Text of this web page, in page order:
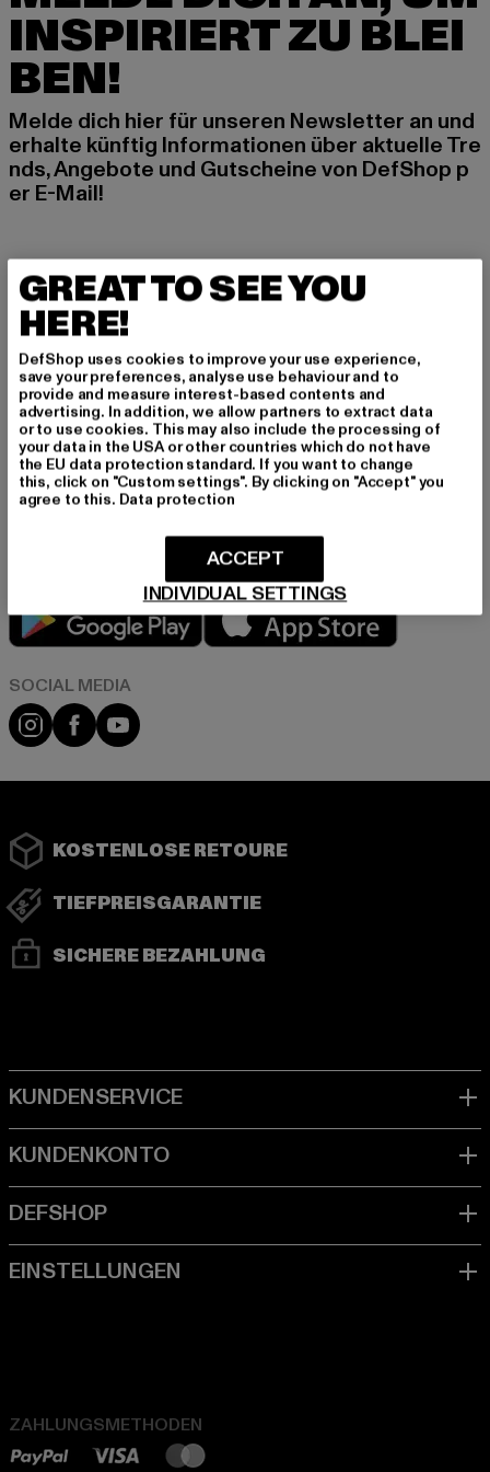
INSPIRIERT ZU BLEI
BEN!
Melde dich hier für unseren Newsletter an und
erhalte künftig Informationen über aktuelle Tre
nds, Angebote und Gutscheine von DefShop p
er E-Mail!
MÄNNER
FRAUEN
E-MAIL
ANMELDEN
Informationen dazu, wie DefShop mit Deinen Daten umgeht, findest Du
in unserer Datenschutzerklärung. Du kannst Dich jederzeit kostenfei
abmelden. Datenschutzerklärung lesen.
Play market
Instagram
FacebookYouTube
KOSTENLOSE RETOURE
TIEFPREISGARANTIE
SICHERE BEZAHLUNG
ZAHLUNGSMETHODEN
GREAT TO SEE YOU
HERE!
DefShop uses cookies to improve your use experience,
save your preferences, analyse use behaviour and to
provide and measure interest-based contents and
advertising. In addition, we allow partners to extract data
or to use cookies. This may also include the processing of
your data in the USA or other countries which do not have
the EU data protection standard. If you want to change
this, click on "Custom settings". By clicking on "Accept" you
agree to this. Data protection
INDIVIDUAL SETTINGS
ACCEPT